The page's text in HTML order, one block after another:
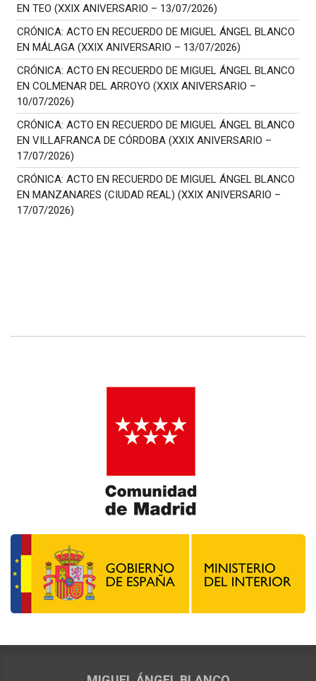
EN TEO (XXIX ANIVERSARIO – 13/07/2026)
CRÓNICA: ACTO EN RECUERDO DE MIGUEL ÁNGEL BLANCO
EN MÁLAGA (XXIX ANIVERSARIO – 13/07/2026)
CRÓNICA: ACTO EN RECUERDO DE MIGUEL ÁNGEL BLANCO
EN COLMENAR DEL ARROYO (XXIX ANIVERSARIO –
10/07/2026)
CRÓNICA: ACTO EN RECUERDO DE MIGUEL ÁNGEL BLANCO
EN VILLAFRANCA DE CÓRDOBA (XXIX ANIVERSARIO –
17/07/2026)
CRÓNICA: ACTO EN RECUERDO DE MIGUEL ÁNGEL BLANCO
EN MANZANARES (CIUDAD REAL) (XXIX ANIVERSARIO –
17/07/2026)